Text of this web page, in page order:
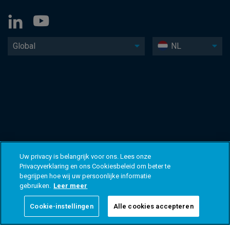
Global NL
Uw privacy is belangrijk voor ons. Lees onze
Privacyverklaring en ons Cookiesbeleid om beter te
begrijpen hoe wij uw persoonlijke informatie
gebruiken. Leer meer
Cookie-instellingen Alle cookies accepteren